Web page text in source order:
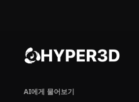
AI에게 물어보기